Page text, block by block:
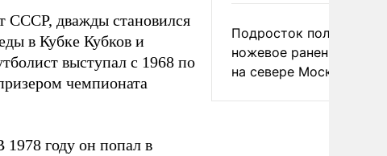
СССР, дважды становился
в Кубке Кубков и
выступал с 1968 по
чемпионата
году он попал в
Подросток получил
ножевое ранение в
на севере Москвы